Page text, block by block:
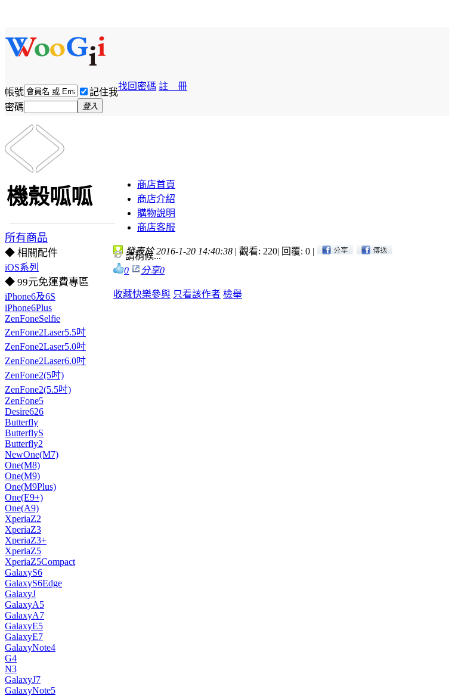
帳號 記住我
找回密碼 註 冊
密碼 登入
機殼呱呱
所有商品
◆ 相關配件
iOS系列
◆ 99元免運費專區
iPhone6及6S
iPhone6Plus
ZenFoneSelfie
ZenFone2Laser5.5吋
ZenFone2Laser5.0吋
ZenFone2Laser6.0吋
ZenFone2(5吋)
ZenFone2(5.5吋)
ZenFone5
Desire626
Butterfly
ButterflyS
Butterfly2
NewOne(M7)
One(M8)
One(M9)
One(M9Plus)
One(E9+)
One(A9)
XperiaZ2
XperiaZ3
XperiaZ3+
XperiaZ5
XperiaZ5Compact
GalaxyS6
GalaxyS6Edge
GalaxyJ
GalaxyA5
GalaxyA7
GalaxyE5
GalaxyE7
GalaxyNote4
G4
N3
GalaxyJ7
GalaxyNote5
商店首頁
商店介紹
購物說明
商店客服
發表於 2016-1-20 14:40:38 | 觀看: 220| 回覆: 0 |
請稍候...
0
分享0
收藏快樂參與 只看該作者 檢舉